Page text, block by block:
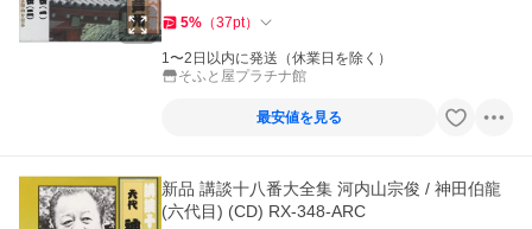
5% （37pt）
1〜2日以内に発送（休業日を除く）
そふと屋プラチナ館
最安値を見る
新品 講談十八番大全集 河内山宗俊 / 神田伯龍
(六代目) (CD) RX-348-ARC